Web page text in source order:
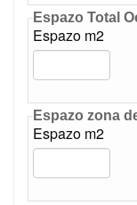
Espazo Total
Espazo m2
Espazo zona
Espazo m2